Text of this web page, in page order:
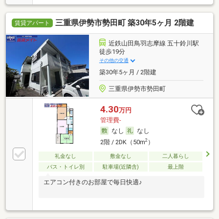
賃貸アパート 三重県伊勢市勢田町 築30年5ヶ月 2階建
近鉄山田鳥羽志摩線 五十鈴川駅
徒歩19分
その他の交通
築30年5ヶ月 / 2階建
三重県伊勢市勢田町
4.30万円
管理費-
なし
なし
2階 / 2DK（50m2）
礼金なし 敷金なし
二人暮らし
バス・トイレ別
駐車場(近隣含) 最上階
エアコン付きのお部屋で毎日快適♪